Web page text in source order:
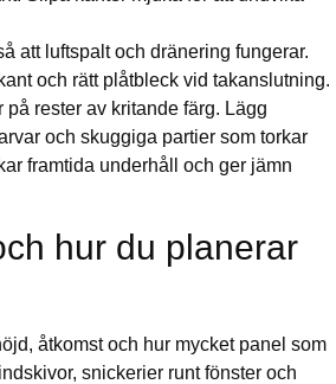
att luftspalt och dränering fungerar.
och rätt plåtbleck vid takanslutning.
rester av kritande färg. Lägg
och skuggiga partier som torkar
framtida underhåll och ger jämn
hur du planerar
åtkomst och hur mycket panel som
snickerier runt fönster och